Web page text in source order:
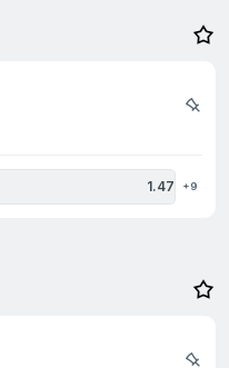
1.47 +9